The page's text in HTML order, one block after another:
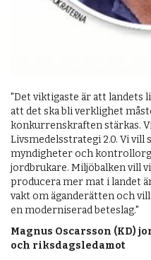
"Det viktigaste är att landets
att det ska bli verklighet
konkurrenskraften stärkas.
Livsmedelsstrategi 2.0. Vi
myndigheter och
jordbrukare. Miljöbalken vill
producera mer mat i landet
vakt om äganderätten och
en moderniserad beteslag."
Magnus Oscarsson (KD)
och riksdagsledamot